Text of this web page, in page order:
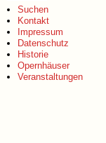
Suchen
Kontakt
Impressum
Datenschutz
Historie
Opernhäuser
Veranstaltungen